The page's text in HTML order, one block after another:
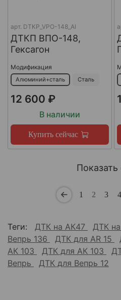
арт. DTKP_VPO-148_Al
ДТКП ВПО-148,
Гексагон
Модификация
Алюминий+сталь Сталь
12 600 ₽
В наличии
Купить сейчас
1 2 3 4
Теги: ДТК на АК47 ДТК
Вепрь 136
ДТК для AR 15
АК 103
ДТК для АК 103
Вепрь
ДТК для Вепрь 12